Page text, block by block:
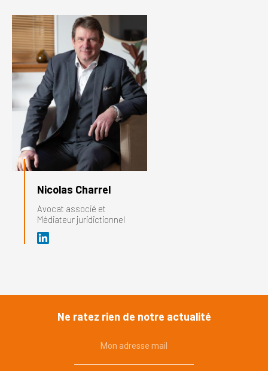
Nicolas Charrel
Avocat associé et
Médiateur juridictionnel
Ne ratez rien de notre actualité
Mon adresse mail